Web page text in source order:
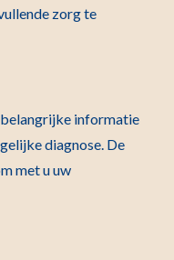
zorg te
informatie
diagnose. De
met u uw